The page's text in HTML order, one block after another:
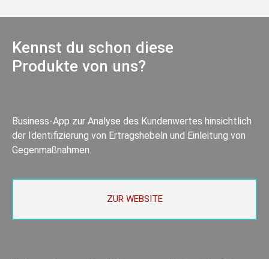
Kennst du schon diese
Produkte von uns?
Business-App zur Analyse des Kundenwertes hinsichtlich
der Identifizierung von Ertragshebeln und Einleitung von
Gegenmaßnahmen.
ZUR WEBSITE